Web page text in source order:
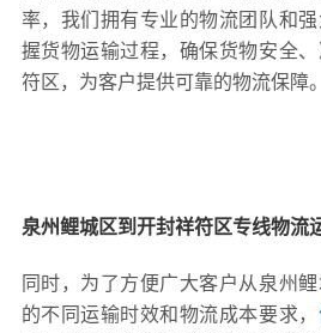
率，我们拥有专业的物流团队和
握货物运输过程，确保货物安全
符区，为客户提供可靠的物流保障。
泉州鲤城区到开封祥符区专线物流
同时，为了方便广大客户从泉州
的不同运输时效和物流成本要求，